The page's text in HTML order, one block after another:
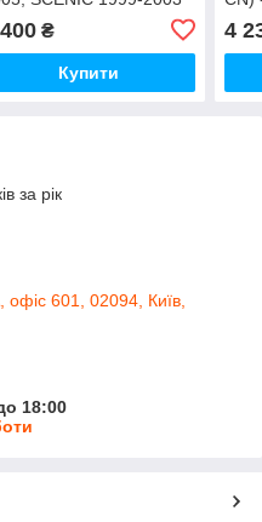
₴
Купити
4
за рік
офіс 601, 02094, Київ,
18:00